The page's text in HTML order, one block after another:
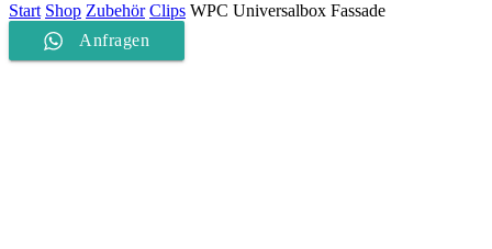
Start Shop Zubehör Clips WPC Universalbox Fassade
Anfragen